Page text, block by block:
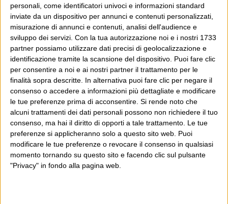
personali, come identificatori univoci e informazioni standard
inviate da un dispositivo per annunci e contenuti personalizzati,
misurazione di annunci e contenuti, analisi dell'audience e
sviluppo dei servizi. Con la tua autorizzazione noi e i nostri 1733
partner possiamo utilizzare dati precisi di geolocalizzazione e
identificazione tramite la scansione del dispositivo. Puoi fare clic
per consentire a noi e ai nostri partner il trattamento per le
finalità sopra descritte. In alternativa puoi fare clic per negare il
consenso o accedere a informazioni più dettagliate e modificare
le tue preferenze prima di acconsentire. Si rende noto che
alcuni trattamenti dei dati personali possono non richiedere il tuo
consenso, ma hai il diritto di opporti a tale trattamento. Le tue
preferenze si applicheranno solo a questo sito web. Puoi
modificare le tue preferenze o revocare il consenso in qualsiasi
momento tornando su questo sito e facendo clic sul pulsante
"Privacy" in fondo alla pagina web.
POST PRECEDENTE
Le cose cambiano
POST SUCCESSIVO
Bump key
E per i regali di Natale